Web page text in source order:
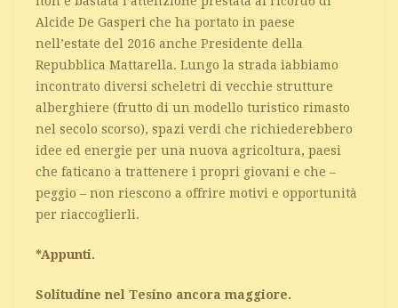
Alcide De Gasperi che ha portato in paese
nell’estate del 2016 anche Presidente della
Repubblica Mattarella. Lungo la strada iabbiamo
incontrato diversi scheletri di vecchie strutture
alberghiere (frutto di un modello turistico rimasto
nel secolo scorso), spazi verdi che richiederebbero
idee ed energie per una nuova agricoltura, paesi
che faticano a trattenere i propri giovani e che –
peggio – non riescono a offrire motivi e opportunità
per riaccoglierli.
*Appunti.
Solitudine nel Tesino ancora maggiore.